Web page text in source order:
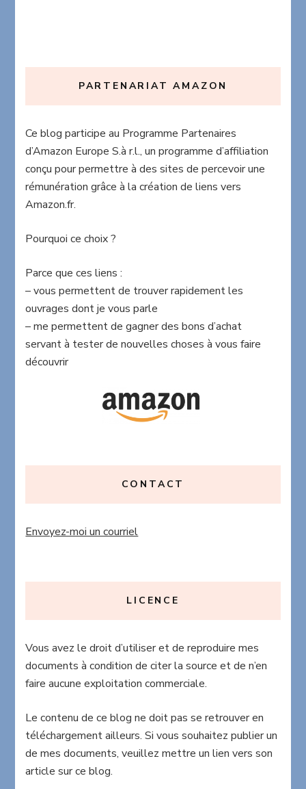
PARTENARIAT AMAZON
Ce blog participe au Programme Partenaires
d’Amazon Europe S.à r.l., un programme d’affiliation
conçu pour permettre à des sites de percevoir une
rémunération grâce à la création de liens vers
Amazon.fr.
Pourquoi ce choix ?
Parce que ces liens :
– vous permettent de trouver rapidement les
ouvrages dont je vous parle
– me permettent de gagner des bons d’achat
servant à tester de nouvelles choses à vous faire
découvrir
CONTACT
Envoyez-moi un courriel
LICENCE
Vous avez le droit d’utiliser et de reproduire mes
documents à condition de citer la source et de n’en
faire aucune exploitation commerciale.
Le contenu de ce blog ne doit pas se retrouver en
téléchargement ailleurs. Si vous souhaitez publier un
de mes documents, veuillez mettre un lien vers son
article sur ce blog.